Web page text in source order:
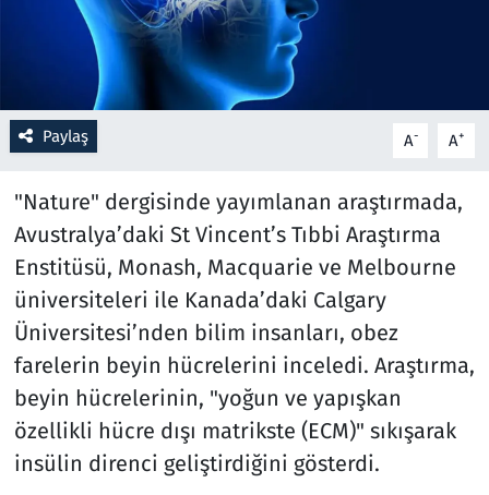
Paylaş A- A+
"Nature" dergisinde yayımlanan araştırmada,
Avustralya’daki St Vincent’s Tıbbi Araştırma
Enstitüsü, Monash, Macquarie ve Melbourne
üniversiteleri ile Kanada’daki Calgary
Üniversitesi’nden bilim insanları, obez
farelerin beyin hücrelerini inceledi. Araştırma,
beyin hücrelerinin, "yoğun ve yapışkan
özellikli hücre dışı matrikste (ECM)" sıkışarak
insülin direnci geliştirdiğini gösterdi.
Sağlık
Savunma Sanayi
Seçim 2023
Spor
Teknoloji ve Bilim
Televizyon